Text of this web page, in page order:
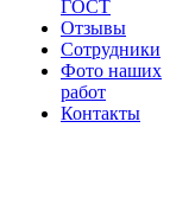
ГОСТ
Отзывы
Сотрудники
Фото наших
работ
Контакты